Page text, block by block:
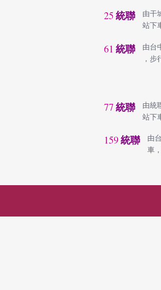
25 統聯
由干
站下
61 統聯
由台
，
77 統聯
由統
站下
159 統聯
由
車